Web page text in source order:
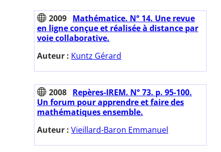
2009 Mathématice. N° 14. Une revue
en ligne conçue et réalisée à distance par
voie collaborative.
Auteur : Kuntz Gérard
2008 Repères-IREM. N° 73. p. 95-100.
Un forum pour apprendre et faire des
mathématiques ensemble.
Auteur : Vieillard-Baron Emmanuel